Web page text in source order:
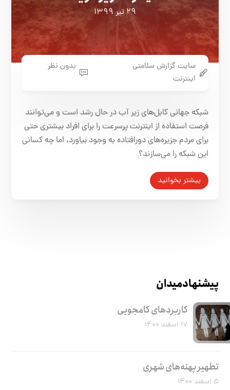
۲۹ تیر ۱۳۹۹
سایت گزارش سلامتی
اینترنت
بدون نظر
شبکه جهانی کابل‌های زیر آب در حال رشد است و می‌توانند
فرصت استفاده از اینترنت پرسرعت را برای افراد بیشتری حتی
برای مردم جزیره‌های دورافتاده به وجود بیاورد، اما چه کسانی
این شبکه را می‌سازند؟
بیشتر بخوانید
پیشنهاد میدان
کاربرد‌های کامجویی
۱۷ اسفند ۱۴۰۰
تطهیر پهنه‌های شهری
۵ اسفند ۱۴۰۰